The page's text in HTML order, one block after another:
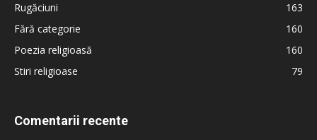
Rugăciuni
163
Fără categorie
160
Poezia religioasă
160
Stiri religioase
79
Comentarii recente